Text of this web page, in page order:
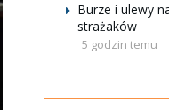
Burze i ulewy
strażaków
5 godzin temu